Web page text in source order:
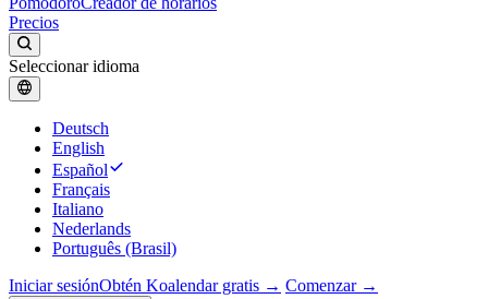
Precios
Seleccionar idioma
Deutsch
English
Español
Français
Italiano
Nederlands
Português (Brasil)
Iniciar sesiónObtén Koalendar gratis → Comenzar →